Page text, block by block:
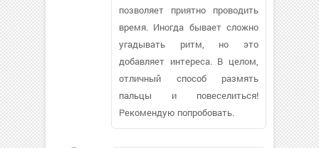
позволяет приятно проводить
время. Иногда бывает сложно
угадывать ритм, но это
добавляет интереса. В целом,
отличный способ размять
пальцы и повеселиться!
Рекомендую попробовать.